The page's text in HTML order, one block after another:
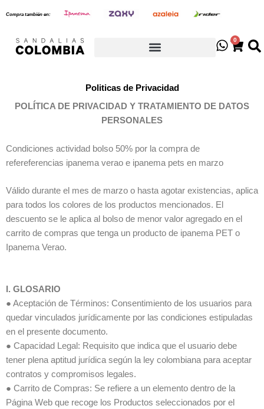
Compra también en:
0
Cart
Politicas de Privacidad
POLÍTICA DE PRIVACIDAD Y TRATAMIENTO DE DATOS
PERSONALES
Condiciones actividad bolso 50% por la compra de
refereferencias ipanema verao e ipanema pets en marzo
Válido durante el mes de marzo o hasta agotar existencias, aplica
para todos los colores de los productos mencionados. El
descuento se le aplica al bolso de menor valor agregado en el
carrito de compras que tenga un producto de ipanema PET o
Ipanema Verao.
I. GLOSARIO
● Aceptación de Términos: Consentimiento de los usuarios para
quedar vinculados jurídicamente por las condiciones estipuladas
en el presente documento.
● Capacidad Legal: Requisito que indica que el usuario debe
tener plena aptitud jurídica según la ley colombiana para aceptar
contratos y compromisos legales.
● Carrito de Compras: Se refiere a un elemento dentro de la
Página Web que recoge los Productos seleccionados por el